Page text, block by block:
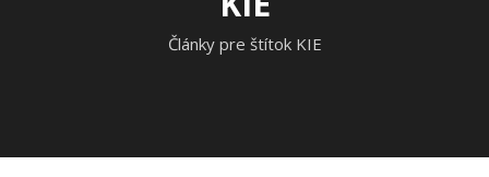
Články pre štítok KIE